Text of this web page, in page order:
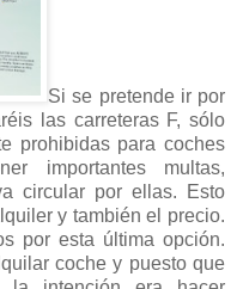
Si se pretende ir por
las carreteras F, sólo
prohibidas para coches
importantes multas,
circular por ellas. Esto
y también el precio.
por esta última opción.
coche y puesto que